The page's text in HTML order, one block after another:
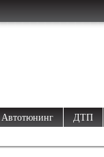
Автотюнинг ДТП